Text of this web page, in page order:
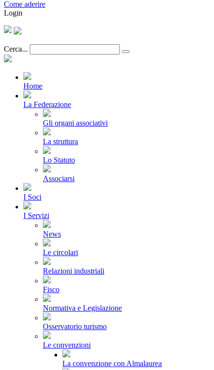
Come aderire
Login
Cerca...
Home
La Federazione
Gli organi associativi
La struttura
Lo Statuto
Associarsi
I Soci
I Servizi
News
Le circolari
Relazioni industriali
Fisco
Normativa e Legislazione
Osservatorio turismo
Le convenzioni
La convenzione con Almalaurea